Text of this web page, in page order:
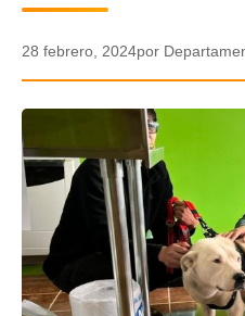
AUDIOS
VIDEOS
GALERIA DE FOTOS
APP MÓVIL
28 febrero, 2024por